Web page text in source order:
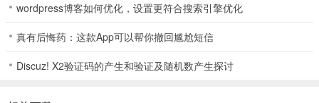
1、打开宠玩app后即可使用宠物翻译器功能与萌宠轻松对话
wordpress博客如何优化，设置更符合搜索引擎优化
真有后悔药：这款App可以帮你撤回尴尬短信
Discuz! X2验证码的产生和验证及随机数产生探讨